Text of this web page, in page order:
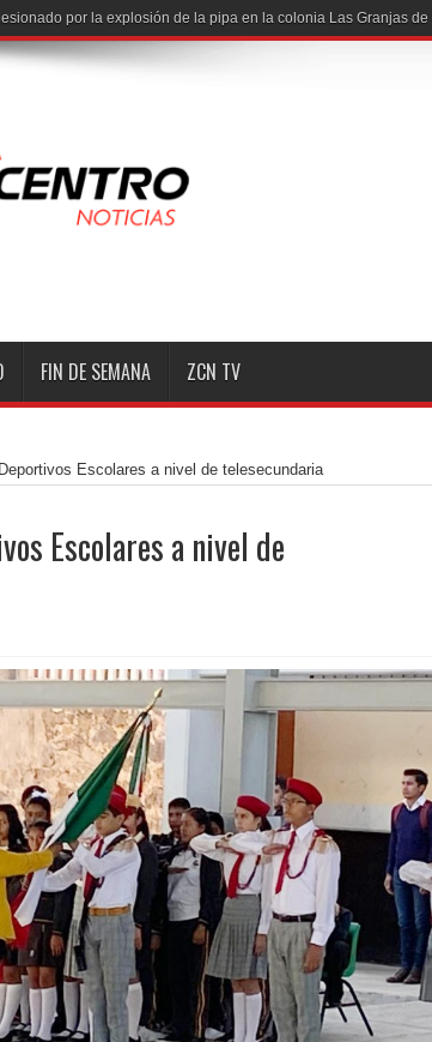
FIN DE SEMANA ZCN TV
Escolares a nivel de telesecundaria
Escolares a nivel de